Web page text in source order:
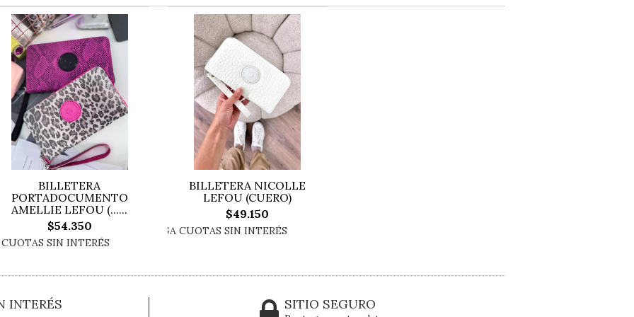
BILLETERA
PORTADOCUMENTO
AMELLIE LEFOU (......
$54.350
BILLETERA NICOLLE
LEFOU (CUERO)
$49.150
INTERÉS SITIO SEGURO